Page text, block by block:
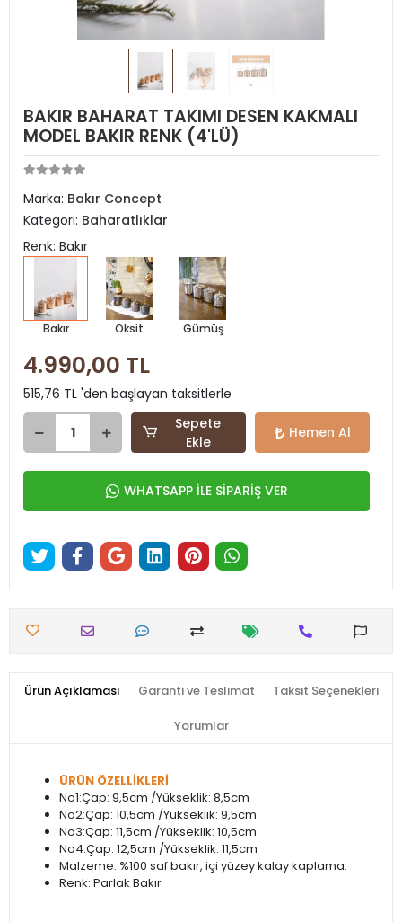
BAKIR BAHARAT TAKIMI DESEN KAKMALI
MODEL BAKIR RENK (4'LÜ)
Marka: Bakır Concept
Kategori: Baharatlıklar
Renk: Bakır
Bakır Oksit Gümüş
4.990,00 TL
515,76 TL 'den başlayan taksitlerle
Sepete
Ekle
Hemen Al
WHATSAPP İLE SİPARİŞ VER
Ürün Açıklaması Garanti ve Teslimat Taksit Seçenekleri
Yorumlar
ÜRÜN ÖZELLİKLERİ
No1:Çap: 9,5cm /Yükseklik: 8,5cm
No2:Çap: 10,5cm /Yükseklik: 9,5cm
No3:Çap: 11,5cm /Yükseklik: 10,5cm
No4:Çap: 12,5cm /Yükseklik: 11,5cm
Malzeme: %100 saf bakır, içi yüzey kalay kaplama.
Renk: Parlak Bakır